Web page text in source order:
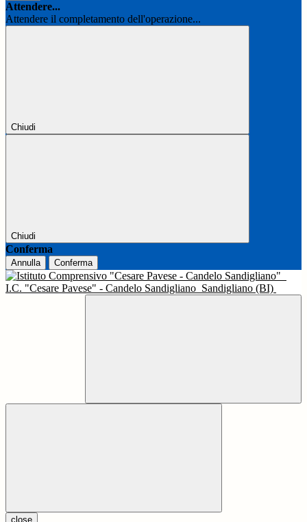
Attendere...
Attendere il completamento dell'operazione...
Chiudi
Chiudi
Conferma
Annulla Conferma
I.C. "Cesare Pavese" - Candelo Sandigliano Sandigliano (BI)
close